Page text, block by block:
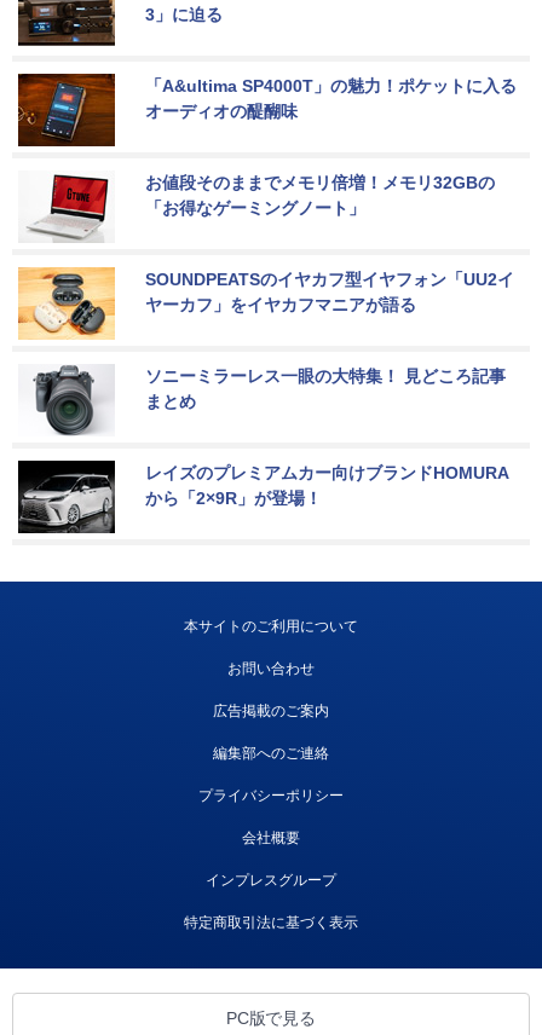
3」に迫る
「A&ultima SP4000T」の魅力！ポケットに入る
オーディオの醍醐味
お値段そのままでメモリ倍増！メモリ32GBの
「お得なゲーミングノート」
SOUNDPEATSのイヤカフ型イヤフォン「UU2イ
ヤーカフ」をイヤカフマニアが語る
ソニーミラーレス一眼の大特集！ 見どころ記事
まとめ
レイズのプレミアムカー向けブランドHOMURA
から「2×9R」が登場！
本サイトのご利用について
お問い合わせ
広告掲載のご案内
編集部へのご連絡
プライバシーポリシー
会社概要
インプレスグループ
特定商取引法に基づく表示
PC版で見る